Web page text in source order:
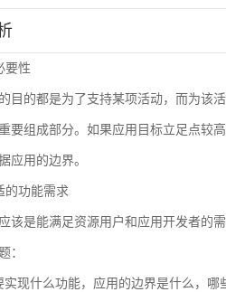
要性
目的都是为了支持某项活动，而为该
要组成部分。如果应用目标立足点较
应用的边界。
的功能需求
该是能满足资源用户和应用开发者的
：
实现什么功能，应用的边界是什么，哪